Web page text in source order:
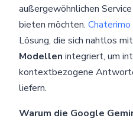
außergewöhnlichen
bieten möchten. Chaterimo
Lösung, die sich nahtlos mit
Modellen integriert, um
kontextbezogene
liefern.
Warum die Google